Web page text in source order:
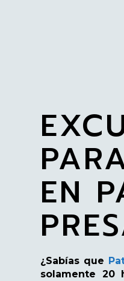
EN
¿Sabías que
solamente 20